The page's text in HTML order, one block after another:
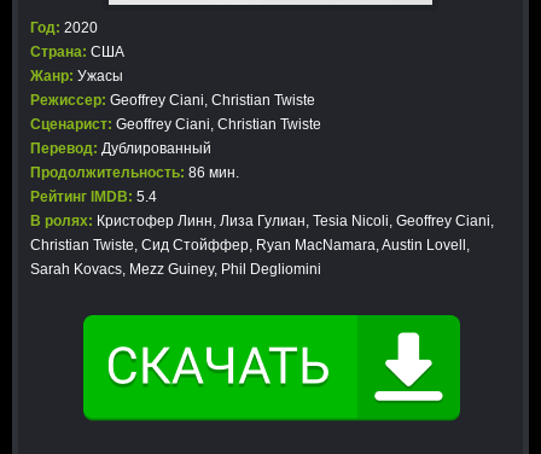
Год: 2020
Страна: США
Жанр: Ужасы
Режиссер: Geoffrey Ciani, Christian Twiste
Сценарист: Geoffrey Ciani, Christian Twiste
Перевод: Дублированный
Продолжительность: 86 мин.
Рейтинг IMDB: 5.4
В ролях: Кристофер Линн, Лиза Гулиан, Tesia Nicoli, Geoffrey Ciani,
Christian Twiste, Сид Стойффер, Ryan MacNamara, Austin Lovell,
Sarah Kovacs, Mezz Guiney, Phil Degliomini